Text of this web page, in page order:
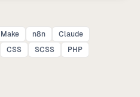
Make n8n
Claude
CSS SCSS
PHP